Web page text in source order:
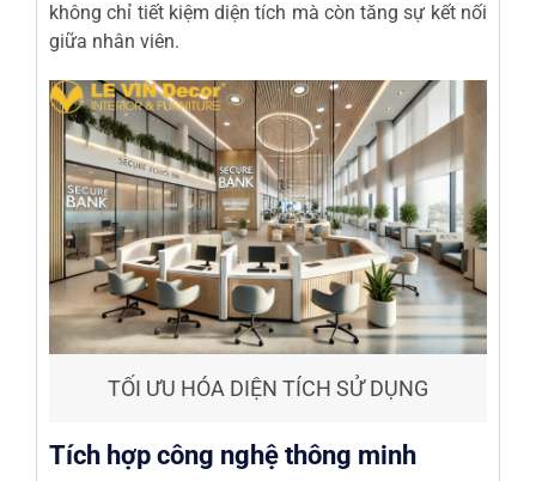
không chỉ tiết kiệm diện tích mà còn tăng sự kết nối
giữa nhân viên.
TỐI ƯU HÓA DIỆN TÍCH SỬ DỤNG
Tích hợp công nghệ thông minh